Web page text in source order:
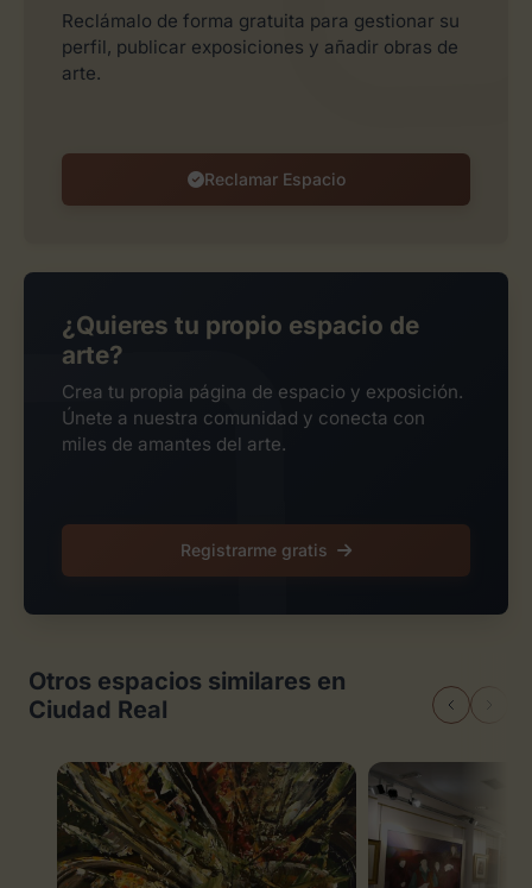
Reclámalo de forma gratuita para gestionar su
perfil, publicar exposiciones y añadir obras de
arte.
Reclamar Espacio
¿Quieres tu propio espacio de
arte?
Crea tu propia página de espacio y exposición.
Únete a nuestra comunidad y conecta con
miles de amantes del arte.
Registrarme gratis
Otros espacios similares en
Ciudad Real